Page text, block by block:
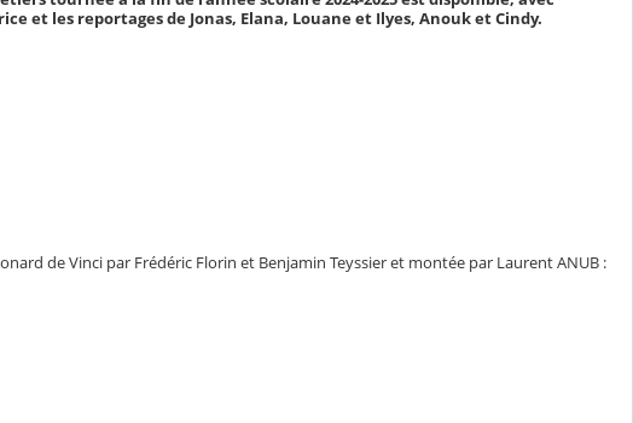
et les reportages de Jonas, Elana, Louane et Ilyes, Anouk et Cindy.
de Vinci par Frédéric Florin et Benjamin Teyssier et montée par Laurent ANUB :